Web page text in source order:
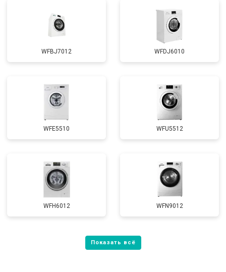
WFBJ7012 WFDJ6010
WFE5510 WFU5512
WFH6012 WFN9012